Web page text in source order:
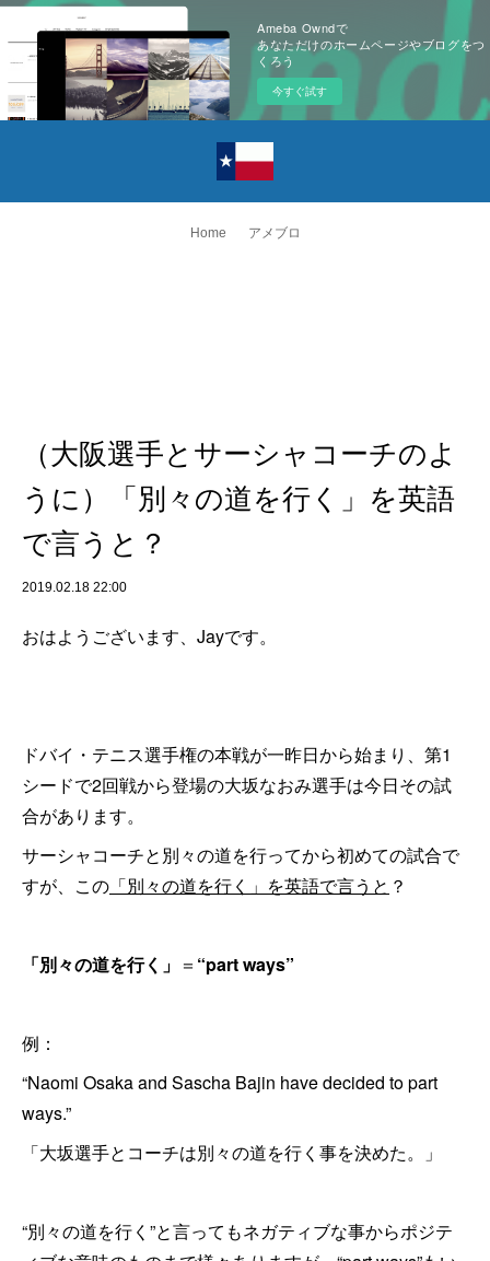
Ameba Owndで
あなただけのホームページやブログをつ
くろう
今すぐ試す
Home アメブロ
（大阪選手とサーシャコーチのよ
うに）「別々の道を行く」を英語
で言うと？
2019.02.18 22:00
おはようございます、Jayです。
ドバイ・テニス選手権の本戦が一昨日から始まり、第1
シードで2回戦から登場の大坂なおみ選手は今日その試
合があります。
サーシャコーチと別々の道を行ってから初めての試合で
すが、この 「別々の道を行く」を英語で言うと ？
「別々の道を行く」 ＝ “part ways”
例：
“Naomi Osaka and Sascha Bajin have decided to part
ways.”
「大坂選手とコーチは別々の道を行く事を決めた。」
“別々の道を行く”と言ってもネガティブな事からポジテ